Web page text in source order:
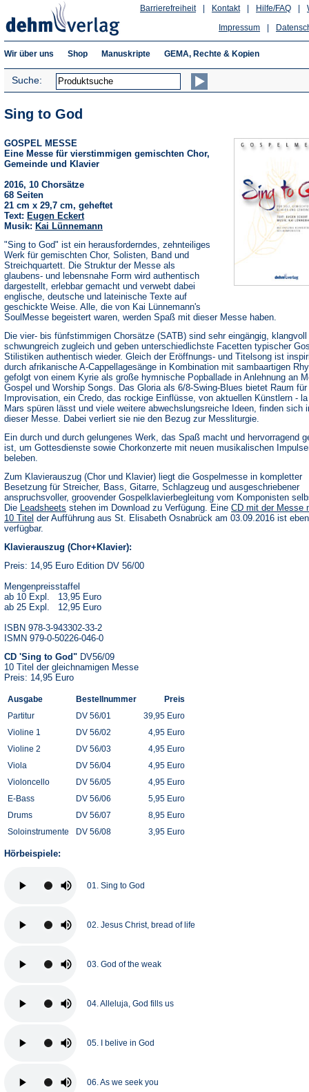
Hilfe/FAQ
Kontakt
Barrierefreiheit
Impressum
Wir über uns Shop Manuskripte GEMA, Rechte & Kopien
Suche:
Sing to God
GOSPEL MESSE
Eine Messe für vierstimmigen gemischten Chor,
Gemeinde und Klavier
2016, 10 Chorsätze
68 Seiten
21 cm x 29,7 cm, geheftet
Text: Eugen Eckert
Musik: Kai Lünnemann
"Sing to God" ist ein herausforderndes, zehnteiliges
Werk für gemischten Chor, Solisten, Band und
Streichquartett. Die Struktur der Messe als
glaubens- und lebensnahe Form wird authentisch
dargestellt, erlebbar gemacht und verwebt dabei
englische, deutsche und lateinische Texte auf
geschickte Weise. Alle, die von Kai Lünnemann's
SoulMesse begeistert waren, werden Spaß mit dieser Messe haben.
Die vier- bis fünfstimmigen Chorsätze (SATB) sind sehr eingängig, klangvoll
schwungreich zugleich und geben unterschiedlichste Facetten typischer
Stilistiken authentisch wieder. Gleich der Eröffnungs- und Titelsong ist
durch afrikanische A-Cappellagesänge in Kombination mit sambaartigen
gefolgt von einem Kyrie als große hymnische Popballade in Anlehnung an
Gospel und Worship Songs. Das Gloria als 6/8-Swing-Blues bietet Raum für
Improvisation, ein Credo, das rockige Einflüsse, von aktuellen Künstlern -
Mars spüren lässt und viele weitere abwechslungsreiche Ideen, finden sich
dieser Messe. Dabei verliert sie nie den Bezug zur Messliturgie.
Ein durch und durch gelungenes Werk, das Spaß macht und hervorragend
ist, um Gottesdienste sowie Chorkonzerte mit neuen musikalischen
beleben.
Zum Klavierauszug (Chor und Klavier) liegt die Gospelmesse in kompletter
Besetzung für Streicher, Bass, Gitarre, Schlagzeug und ausgeschriebener
anspruchsvoller, groovender Gospelklavierbegleitung vom Komponisten
Die Leadsheets (Öffnet
in
Tab)
stehen im Download zu Verfügung. Eine CD mit der Messe
10 Titel der Aufführung aus St. Elisabeth Osnabrück am 03.09.2016 ist
verfügbar.
Klavierauszug (Chor+Klavier):
Preis: 14,95 Euro Edition DV 56/00
Mengenpreisstaffel
ab 10 Expl. 13,95 Euro
ab 25 Expl. 12,95 Euro
ISBN 978-3-943302-33-2
ISMN 979-0-50226-046-0
CD 'Sing to God" DV56/09
10 Titel der gleichnamigen Messe
Preis: 14,95 Euro
Ausgabe Bestellnummer
Preis
Partitur
DV 56/01
39,95 Euro
Violine 1
DV 56/02
4,95 Euro
Violine 2
DV 56/03
4,95 Euro
Viola
DV 56/04
4,95 Euro
Violoncello
DV 56/05
4,95 Euro
E-Bass
DV 56/06
5,95 Euro
Drums
DV 56/07
8,95 Euro
Soloinstrumente
DV 56/08 3,95 Euro
Hörbeispiele:
01. Sing to God
02. Jesus Christ, bread of life
03. God of the weak
04. Alleluja, God fills us
05. I belive in God
06. As we seek you